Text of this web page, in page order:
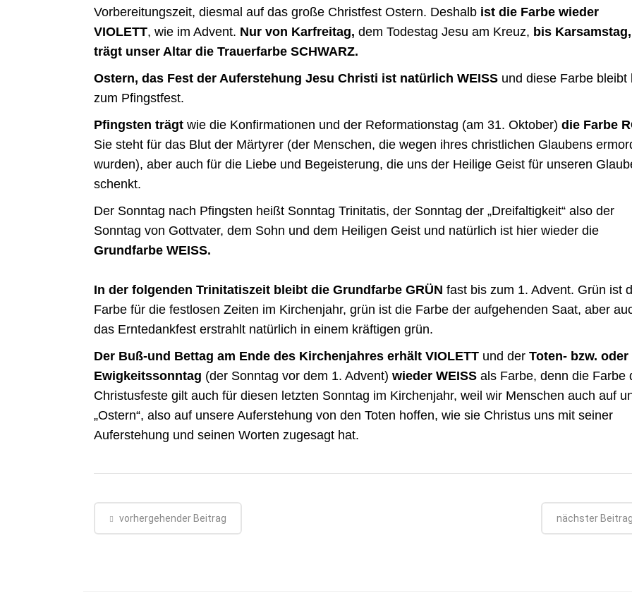
Vorbereitungszeit, diesmal auf das große Christfest Ostern. Deshalb ist die Farbe wieder
VIOLETT, wie im Advent. Nur von Karfreitag, dem Todestag Jesu am Kreuz, bis Karsamstag,
trägt unser Altar die Trauerfarbe SCHWARZ.
Ostern, das Fest der Auferstehung Jesu Christi ist natürlich WEISS und diese Farbe bleibt
zum Pfingstfest.
Pfingsten trägtwie die Konfirmationen und der Reformationstag (am 31. Oktober) die Farbe
Sie steht für das Blut der Märtyrer (der Menschen, die wegen ihres christlichen Glaubens
wurden), aber auch für die Liebe und Begeisterung, die uns der Heilige Geist für unseren
schenkt.
Der Sonntag nach Pfingsten heißt Sonntag Trinitatis, der Sonntag der „Dreifaltigkeit“ also der
Sonntag von Gottvater, dem Sohn und dem Heiligen Geist und natürlich ist hier wieder die
Grundfarbe WEISS.
In der folgenden Trinitatiszeit bleibt die Grundfarbe GRÜN fast bis zum 1. Advent. Grün ist
Farbe für die festlosen Zeiten im Kirchenjahr, grün ist die Farbe der aufgehenden Saat, aber
das Erntedankfest erstrahlt natürlich in einem kräftigen grün.
Der Buß-und Bettag am Ende des Kirchenjahres erhält VIOLETTund der Toten- bzw. oder
Ewigkeitssonntag (der Sonntag vor dem 1. Advent) wieder WEISSals Farbe, denn die Farbe
Christusfeste gilt auch für diesen letzten Sonntag im Kirchenjahr, weil wir Menschen auch auf
„Ostern“, also auf unsere Auferstehung von den Toten hoffen, wie sie Christus uns mit seiner
Auferstehung und seinen Worten zugesagt hat.
vorhergehender Beitrag nächster Beitrag